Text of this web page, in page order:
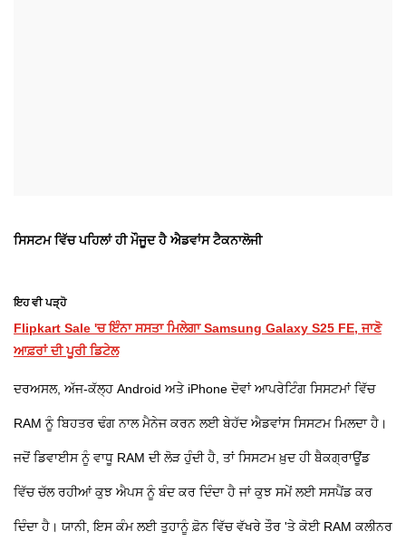
ਸਿਸਟਮ ਵਿੱਚ ਪਹਿਲਾਂ ਹੀ ਮੌਜੂਦ ਹੈ ਐਡਵਾਂਸ ਟੈਕਨਾਲੋਜੀ
ਇਹ ਵੀ ਪੜ੍ਹੋ
Flipkart Sale 'ਚ ਇੰਨਾ ਸਸਤਾ ਮਿਲੇਗਾ Samsung Galaxy S25 FE, ਜਾਣੋ
ਆਫ਼ਰਾਂ ਦੀ ਪੂਰੀ ਡਿਟੇਲ
ਦਰਅਸਲ, ਅੱਜ-ਕੱਲ੍ਹ Android ਅਤੇ iPhone ਦੋਵਾਂ ਆਪਰੇਟਿੰਗ ਸਿਸਟਮਾਂ ਵਿੱਚ
RAM ਨੂੰ ਬਿਹਤਰ ਢੰਗ ਨਾਲ ਮੈਨੇਜ ਕਰਨ ਲਈ ਬੇਹੱਦ ਐਡਵਾਂਸ ਸਿਸਟਮ ਮਿਲਦਾ ਹੈ।
ਜਦੋਂ ਡਿਵਾਈਸ ਨੂੰ ਵਾਧੂ RAM ਦੀ ਲੋੜ ਹੁੰਦੀ ਹੈ, ਤਾਂ ਸਿਸਟਮ ਖ਼ੁਦ ਹੀ ਬੈਕਗ੍ਰਾਊਂਡ
ਵਿੱਚ ਚੱਲ ਰਹੀਆਂ ਕੁਝ ਐਪਸ ਨੂੰ ਬੰਦ ਕਰ ਦਿੰਦਾ ਹੈ ਜਾਂ ਕੁਝ ਸਮੇਂ ਲਈ ਸਸਪੈਂਡ ਕਰ
ਦਿੰਦਾ ਹੈ। ਯਾਨੀ, ਇਸ ਕੰਮ ਲਈ ਤੁਹਾਨੂੰ ਫ਼ੋਨ ਵਿੱਚ ਵੱਖਰੇ ਤੌਰ 'ਤੇ ਕੋਈ RAM ਕਲੀਨਰ